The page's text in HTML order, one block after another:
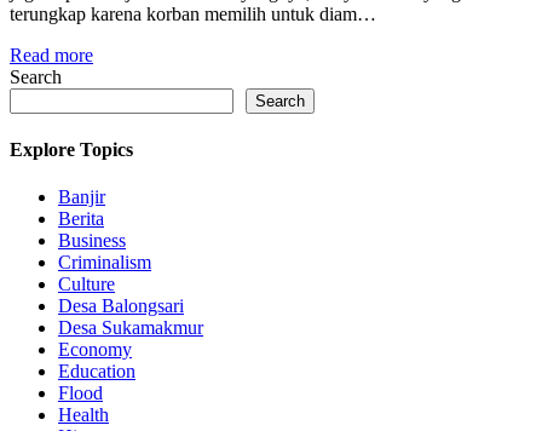
terungkap karena korban memilih untuk diam…
Read more
Search
Search
Explore Topics
Banjir
Berita
Business
Criminalism
Culture
Desa Balongsari
Desa Sukamakmur
Economy
Education
Flood
Health